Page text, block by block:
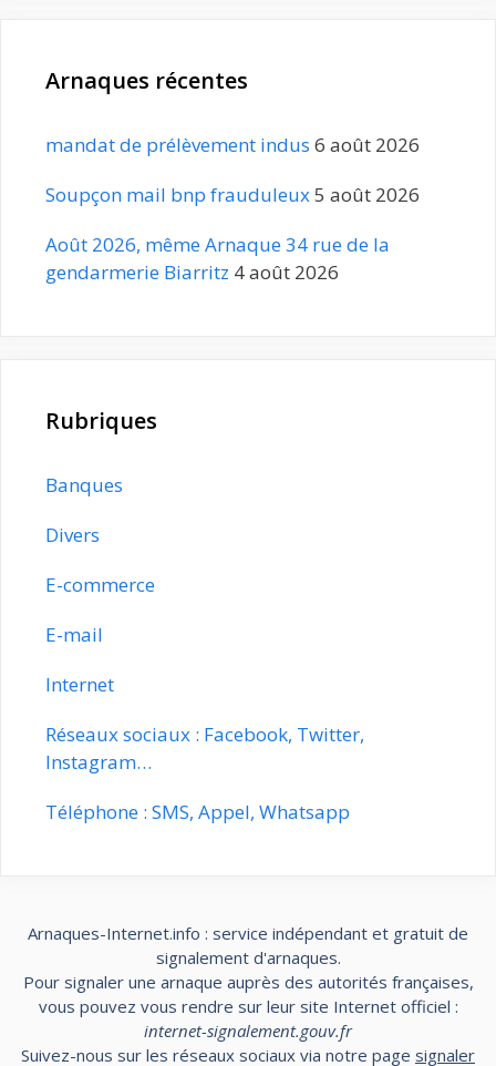
Arnaques récentes
mandat de prélèvement indus 6 août 2026
Soupçon mail bnp frauduleux5 août 2026
Août 2026, même Arnaque 34 rue de la
gendarmerie Biarritz 4 août 2026
Rubriques
Banques
Divers
E-commerce
E-mail
Internet
Réseaux sociaux : Facebook, Twitter,
Instagram…
Téléphone : SMS, Appel, Whatsapp
Arnaques-Internet.info : service indépendant et gratuit de
signalement d'arnaques.
Pour signaler une arnaque auprès des autorités françaises,
vous pouvez vous rendre sur leur site Internet officiel :
internet-signalement.gouv.fr
Suivez-nous sur les réseaux sociaux via notre page signaler